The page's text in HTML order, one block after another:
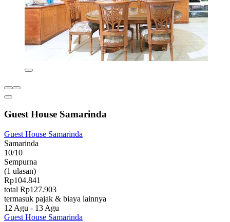
Guest House Samarinda
Guest House Samarinda
Samarinda
10/10
Sempurna
(1 ulasan)
Rp104.841
total Rp127.903
termasuk pajak & biaya lainnya
12 Agu - 13 Agu
Guest House Samarinda